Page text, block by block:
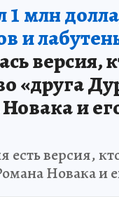
1 млн
и
версия,
«друга
и
есть версия,
Новака и